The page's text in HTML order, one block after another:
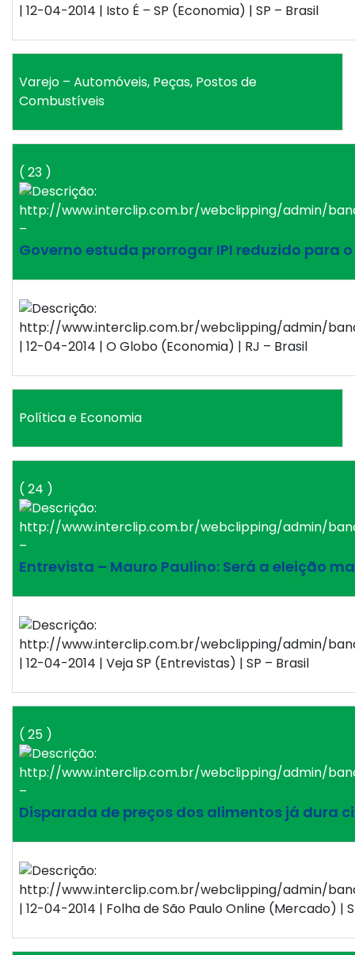
| 12-04-2014 | Isto É – SP (Economia) | SP – Brasil
Varejo – Automóveis, Peças, Postos de
Combustíveis
( 23 )
–
Governo estuda prorrogar IPI reduzido para
| 12-04-2014 | O Globo (Economia) | RJ – Brasil
Política e Economia
( 24 )
–
Entrevista – Mauro Paulino: Será a eleição
| 12-04-2014 | Veja SP (Entrevistas) | SP – Brasil
( 25 )
–
Disparada de preços dos alimentos já dura
| 12-04-2014 | Folha de São Paulo Online (Mercado) |